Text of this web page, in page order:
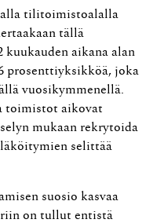
tilitoimistoalalla
tällä
aikana alan
prosenttiyksikköä, joka
vuosikymmenellä.
toimistot aikovat
mukaan rekrytoida
selittää
suosio kasvaa
on tullut entistä